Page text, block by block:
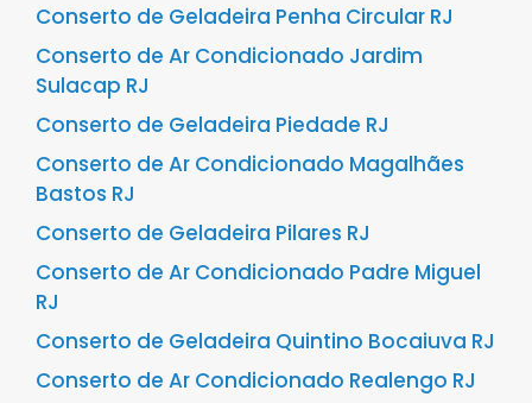
Conserto de Geladeira Penha Circular RJ
Conserto de Ar Condicionado Jardim
Sulacap RJ
Conserto de Geladeira Piedade RJ
Conserto de Ar Condicionado Magalhães
Bastos RJ
Conserto de Geladeira Pilares RJ
Conserto de Ar Condicionado Padre Miguel
RJ
Conserto de Geladeira Quintino Bocaiuva RJ
Conserto de Ar Condicionado Realengo RJ